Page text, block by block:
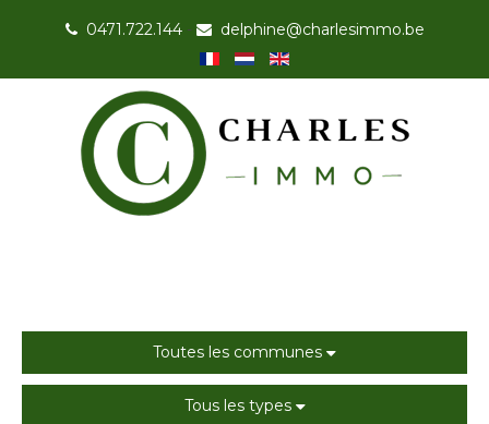
0471.722.144- delphine@charlesimmo.be
Toutes les communes
Tous les types